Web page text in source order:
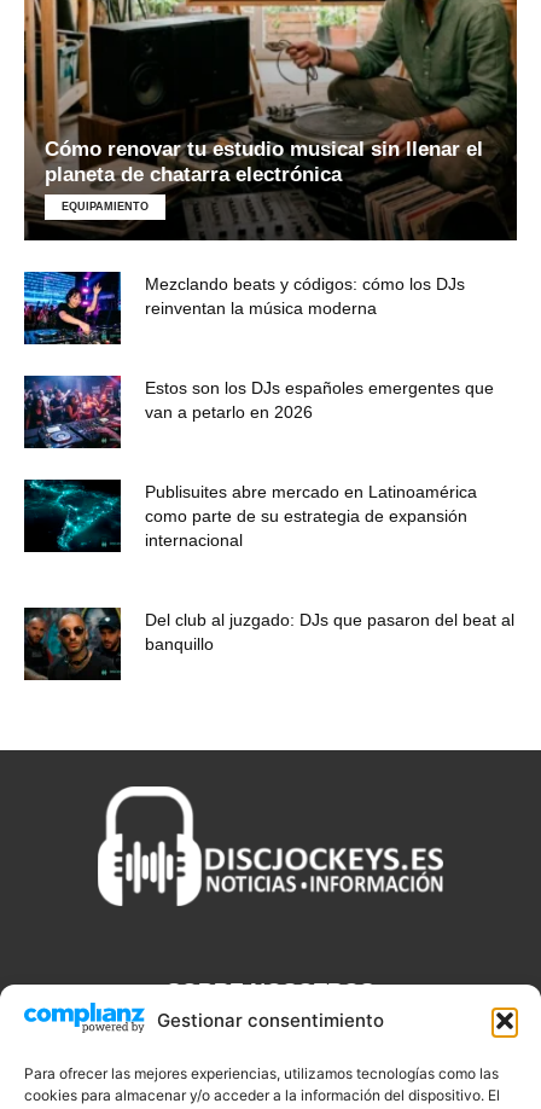
Gestionar consentimiento
Para ofrecer las mejores experiencias, utilizamos tecnologías como las
cookies para almacenar y/o acceder a la información del dispositivo. El
Cómo renovar tu estudio musical sin llenar el
planeta de chatarra electrónica
EQUIPAMIENTO
Mezclando beats y códigos: cómo los DJs
reinventan la música moderna
Estos son los DJs españoles emergentes que
van a petarlo en 2026
Publisuites abre mercado en Latinoamérica
como parte de su estrategia de expansión
internacional
Del club al juzgado: DJs que pasaron del beat al
banquillo
SOBRE NOSOTROS
que necesitas saber sobre noticias, novedades, tecnologías y
aplicaciones que te ayudaran a ser un mejor Djs.